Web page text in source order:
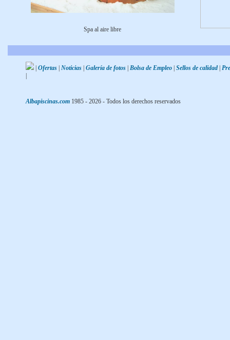
Spa al aire libre
Ofertas Noticias Galería de fotos Bolsa de Empleo Sellos de calidad
Albapiscinas.com 1985 - 2026 - Todos los derechos reservados